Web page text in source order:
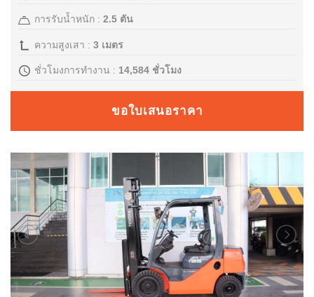
ข่าวสารองค์กร
สาขาของเรา
ติดต่อเรา
แจ้งเรื่องร้องเรียน
ลูกค้าแจ้งซ่อม
การรับน้ำหนัก : 2.5 ตัน
ความสูงเสา : 3 เมตร
ชั่วโมงการทำงาน : 14,584 ชั่วโมง
ขอใบเสนอราคา